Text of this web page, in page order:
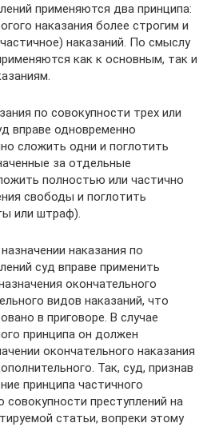
применяются два принципа:
наказания более строгим и
наказаний. По смыслу
как к основным, так и
по совокупности трех или
вправе одновременно
сложить одни и поглотить
за отдельные
полностью или частично
свободы и поглотить
или штраф).
наказания по
суд вправе применить
окончательного
видов наказаний, что
в приговоре. В случае
принципа он должен
окончательного наказания
Так, суд, признав
принципа частичного
совокупности преступлений на
статьи, вопреки этому